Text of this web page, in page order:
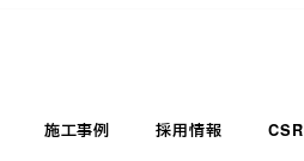
施工事例 採用情報 CSR